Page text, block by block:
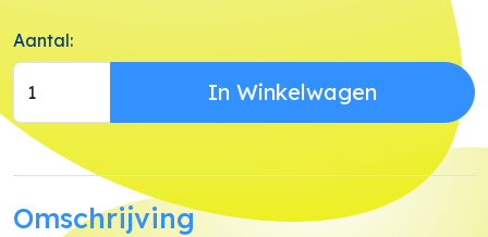
Aantal:
In Winkelwagen
Omschrijving